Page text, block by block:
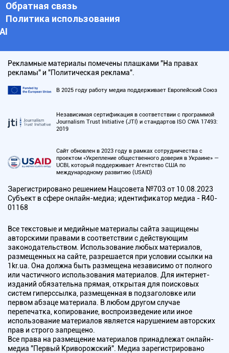
Обратная связь
Политика использования
АI
Рекламные материалы помечены плашками "На правах
рекламы" и "Политическая реклама".
В 2025 году работу медиа поддерживает Европейский Союз
Независимая сертификация в соответствии с программой
Journalism Trust Initiative (JTI) и стандартов ISO CWA 17493:
2019
Сайт обновлен в 2023 году в рамках сотрудничества с
проектом «Укрепление общественного доверия в Украине» —
UCBI, который поддерживает Агентство США по
международному развитию (USAID)
Зарегистрировано решением Нацсовета №703 от 10.08.2023
Субъект в сфере онлайн-медиа; идентификатор медиа - R40-
01168
Все текстовые и медийные материалы сайта защищены
авторскими правами в соответствии с действующим
законодательством. Использование любых материалов,
размещенных на сайте, разрешается при условии ссылки на
1kr.ua. Она должна быть размещена независимо от полного
или частичного использования материалов. Для интернет-
изданий обязательна прямая, открытая для поисковых
систем гиперссылка, размещенная в подзаголовке или
первом абзаце материала. В любом другом случае
перепечатка, копирование, воспроизведение или иное
использование материалов является нарушением авторских
прав и строго запрещено.
Все права на размещение материалов принадлежат онлайн-
медиа "Первый Криворожский". Медиа зарегистрировано